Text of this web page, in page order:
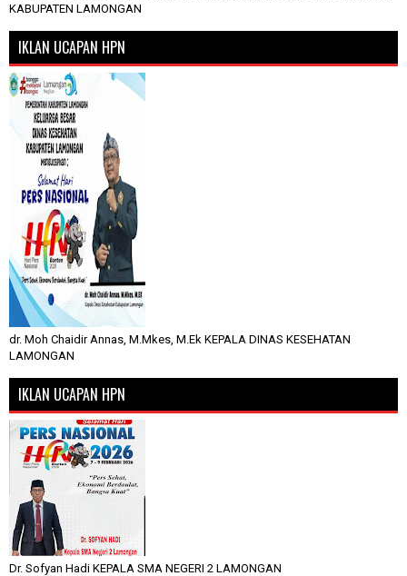
KABUPATEN LAMONGAN
IKLAN UCAPAN HPN
dr. Moh Chaidir Annas, M.Mkes, M.Ek KEPALA DINAS KESEHATAN
LAMONGAN
IKLAN UCAPAN HPN
Dr. Sofyan Hadi KEPALA SMA NEGERI 2 LAMONGAN